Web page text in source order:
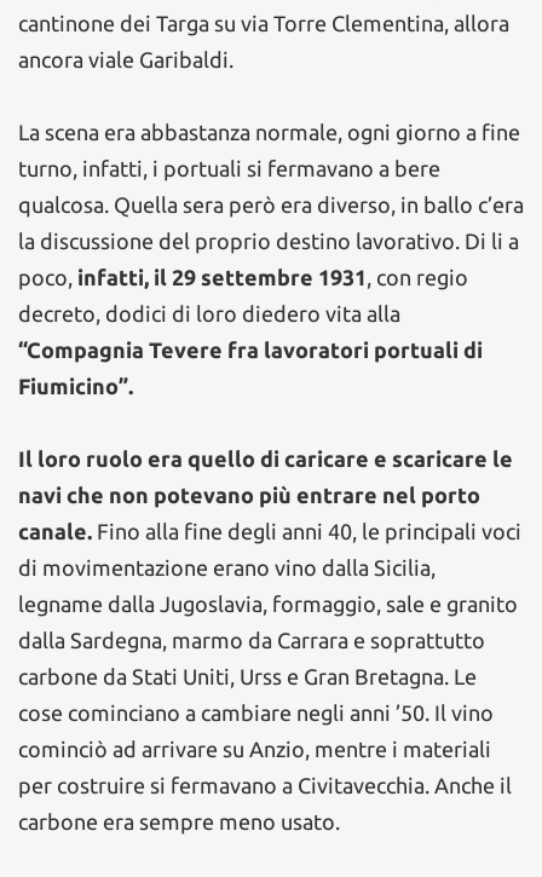
cantinone dei Targa su via Torre Clementina, allora
ancora viale Garibaldi.
La scena era abbastanza normale, ogni giorno a fine
turno, infatti, i portuali si fermavano a bere
qualcosa. Quella sera però era diverso, in ballo c’era
la discussione del proprio destino lavorativo. Di li a
poco, infatti, il 29 settembre 1931 , con regio
decreto, dodici di loro diedero vita alla
“Compagnia Tevere fra lavoratori portuali di
Fiumicino”.
Il loro ruolo era quello di caricare e scaricare le
navi che non potevano più entrare nel porto
canale. Fino alla fine degli anni 40, le principali voci
di movimentazione erano vino dalla Sicilia,
legname dalla Jugoslavia, formaggio, sale e granito
dalla Sardegna, marmo da Carrara e soprattutto
carbone da Stati Uniti, Urss e Gran Bretagna. Le
cose cominciano a cambiare negli anni ’50. Il vino
cominciò ad arrivare su Anzio, mentre i materiali
per costruire si fermavano a Civitavecchia. Anche il
carbone era sempre meno usato.